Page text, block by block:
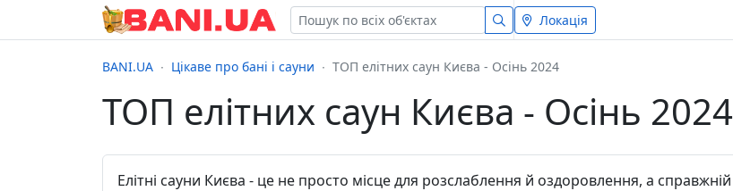
Локація
BANI.UA Цікаве про бані і сауни ТОП елітних саун Києва - Осінь 2024
ТОП елітних саун Києва - Осінь 2024
Елітні сауни Києва - це не просто місце для розслаблення й оздоровлення, а справжній